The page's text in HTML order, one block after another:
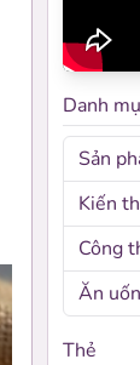
Set hạt
Các set hạt
Danh
Sản
Kiến
Công
Ăn
Thẻ